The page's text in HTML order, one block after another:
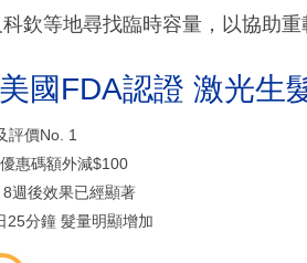
欽等地尋找臨時容量，以協助重
國FDA認證 激光生
評價No. 1
惠碼額外減$100
週後效果已經顯著
25分鐘 髮量明顯增加